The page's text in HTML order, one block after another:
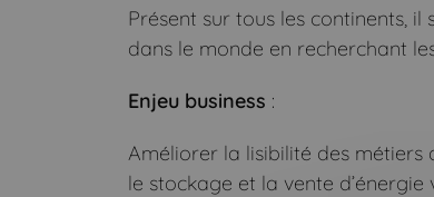
Présent sur tous les continents,
dans le monde en recherchant
Enjeu business :
Améliorer la lisibilité des métiers
le stockage et la vente